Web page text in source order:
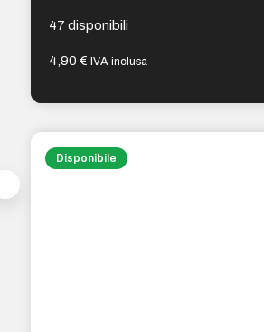
47 disponibili
4,90€ IVA inclusa
Disponibile